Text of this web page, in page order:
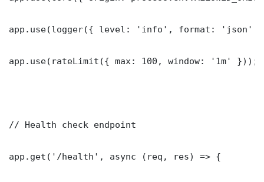
app.use(logger({ level: 'info', format: 'json'
app.use(rateLimit({ max: 100, window: '1m' }));
// Health check endpoint
app.get('/health', async (req, res) => {